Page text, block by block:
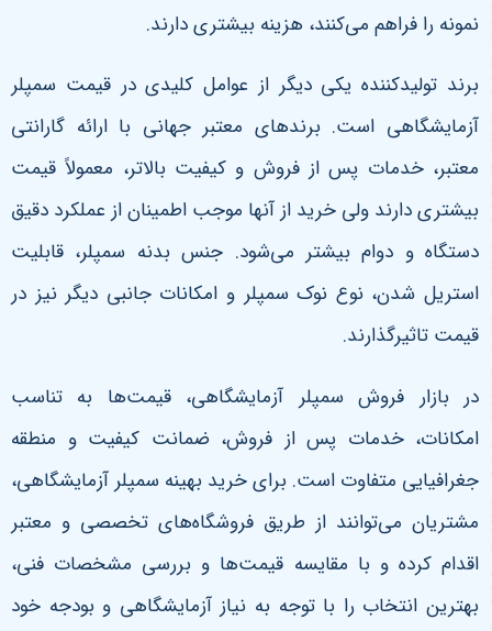
نمونه را فراهم می‌کنند، هزینه بیشتری دارند.
برند تولیدکننده یکی دیگر از عوامل کلیدی در قیمت سمپلر
آزمایشگاهی است. برندهای معتبر جهانی با ارائه گارانتی
معتبر، خدمات پس از فروش و کیفیت بالاتر، معمولاً قیمت
بیشتری دارند ولی خرید از آنها موجب اطمینان از عملکرد دقیق
دستگاه و دوام بیشتر می‌شود. جنس بدنه سمپلر، قابلیت
استریل شدن، نوع نوک سمپلر و امکانات جانبی دیگر نیز در
قیمت تاثیرگذارند.
در بازار فروش سمپلر آزمایشگاهی، قیمت‌ها به تناسب
امکانات، خدمات پس از فروش، ضمانت کیفیت و منطقه
جغرافیایی متفاوت است. برای خرید بهینه سمپلر آزمایشگاهی،
مشتریان می‌توانند از طریق فروشگاه‌های تخصصی و معتبر
اقدام کرده و با مقایسه قیمت‌ها و بررسی مشخصات فنی،
بهترین انتخاب را با توجه به نیاز آزمایشگاهی و بودجه خود